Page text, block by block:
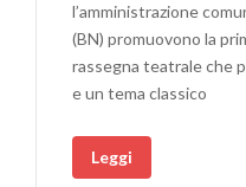
l’amministrazione
(BN) promuovono la
rassegna teatrale che
e un tema classico
Leggi